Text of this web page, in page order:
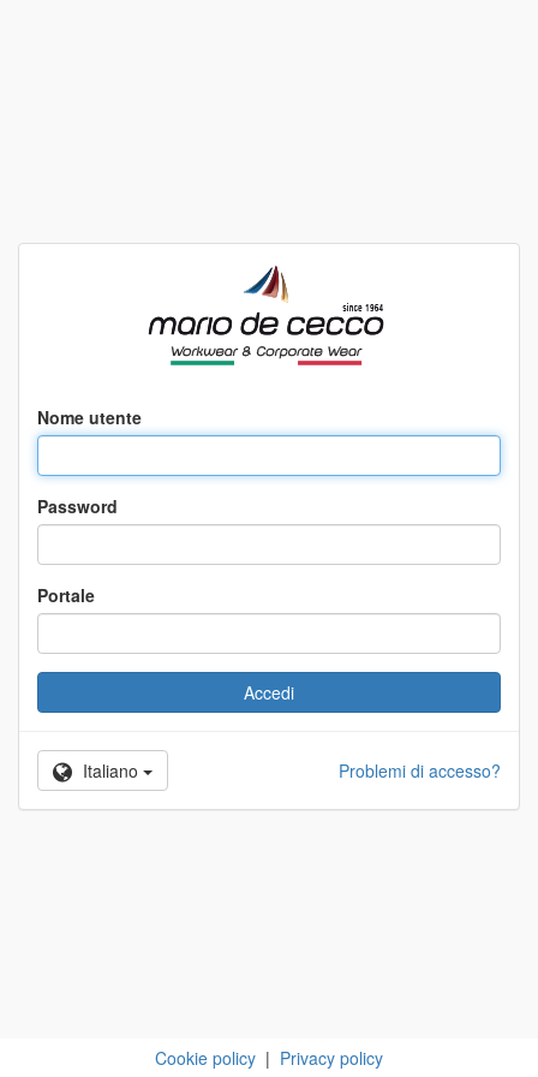
Nome utente
Password
Portale
Accedi
Problemi di accesso?
Italiano
Cookie policy | Privacy policy